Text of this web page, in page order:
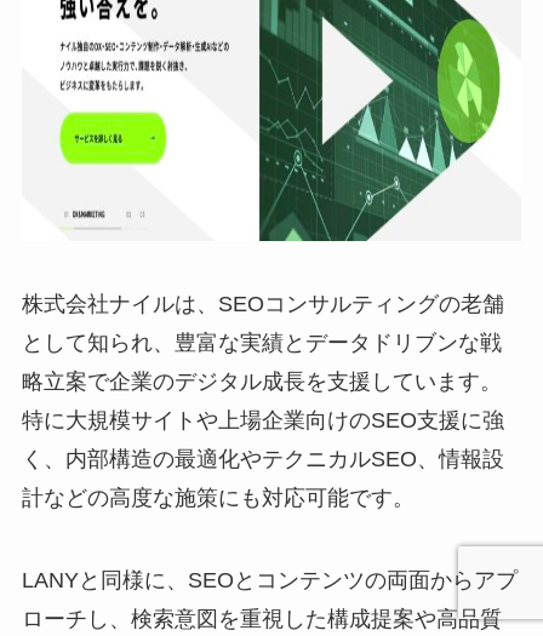
株式会社ナイルは、SEOコンサルティングの老舗
として知られ、豊富な実績とデータドリブンな戦
略立案で企業のデジタル成長を支援しています。
特に大規模サイトや上場企業向けのSEO支援に強
く、内部構造の最適化やテクニカルSEO、情報設
計などの高度な施策にも対応可能です。
LANYと同様に、SEOとコンテンツの両面からアプ
ローチし、検索意図を重視した構成提案や高品質